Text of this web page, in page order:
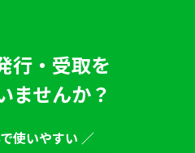
行・受取を
ませんか？
使いやすい ／